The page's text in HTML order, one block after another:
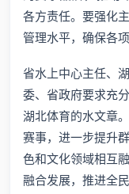
各方责任。要强化
管理水平，确保各
省水上中心主任、
委、省政府要求充
湖北体育的水文章
赛事，进一步提升
色和文化领域相互
融合发展，推进全